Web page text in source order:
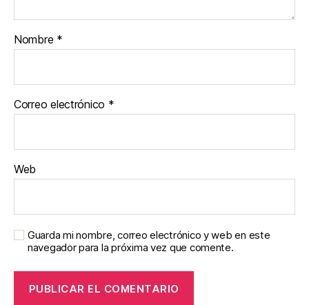
Nombre *
Correo electrónico *
Web
Guarda mi nombre, correo electrónico y web en este
navegador para la próxima vez que comente.